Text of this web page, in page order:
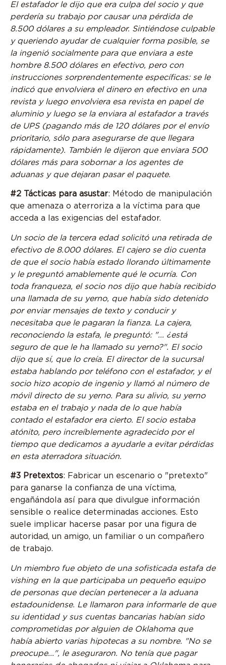
El estafador le dijo que era culpa del socio y que
perdería su trabajo por causar una pérdida de
8.500 dólares a su empleador. Sintiéndose culpable
y queriendo ayudar de cualquier forma posible, se
la ingenió socialmente para que enviara a este
hombre 8.500 dólares en efectivo, pero con
instrucciones sorprendentemente específicas: se le
indicó que envolviera el dinero en efectivo en una
revista y luego envolviera esa revista en papel de
aluminio y luego se la enviara al estafador a través
de UPS (pagando más de 120 dólares por el envío
prioritario, sólo para asegurarse de que llegara
rápidamente). También le dijeron que enviara 500
dólares más para sobornar a los agentes de
aduanas y que dejaran pasar el paquete.
#2 Tácticas para asustar: Método de manipulación
que amenaza o aterroriza a la víctima para que
acceda a las exigencias del estafador.
Un socio de la tercera edad solicitó una retirada de
efectivo de 8.000 dólares. El cajero se dio cuenta
de que el socio había estado llorando últimamente
y le preguntó amablemente qué le ocurría. Con
toda franqueza, el socio nos dijo que había recibido
una llamada de su yerno, que había sido detenido
por enviar mensajes de texto y conducir y
necesitaba que le pagaran la fianza. La cajera,
reconociendo la estafa, le preguntó: "... ¿está
seguro de que le ha llamado su yerno?". El socio
dijo que sí, que lo creía. El director de la sucursal
estaba hablando por teléfono con el estafador, y el
socio hizo acopio de ingenio y llamó al número de
móvil directo de su yerno. Para su alivio, su yerno
estaba en el trabajo y nada de lo que había
contado el estafador era cierto. El socio estaba
atónito, pero increíblemente agradecido por el
tiempo que dedicamos a ayudarle a evitar pérdidas
en esta aterradora situación.
#3 Pretextos: Fabricar un escenario o "pretexto"
para ganarse la confianza de una víctima,
engañándola así para que divulgue información
sensible o realice determinadas acciones. Esto
suele implicar hacerse pasar por una figura de
autoridad, un amigo, un familiar o un compañero
de trabajo.
Un miembro fue objeto de una sofisticada estafa de
vishing en la que participaba un pequeño equipo
de personas que decían pertenecer a la aduana
estadounidense. Le llamaron para informarle de que
su identidad y sus cuentas bancarias habían sido
comprometidas por alguien de Oklahoma que
había abierto varias hipotecas a su nombre. "No se
preocupe...", le aseguraron. No tenía que pagar